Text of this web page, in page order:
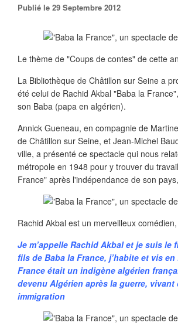
Publié le 29 Septembre 2012
Le thème de "Coups de contes" de cette
La Bibliothèque de Châtillon sur Seine a
été celui de Rachid Akbal "Baba la
son Baba (papa en algérien).
Annick Gueneau, en compagnie de
de Châtillon sur Seine, et Jean-Michel
ville, a présenté ce spectacle qui nous
métropole en 1948 pour y trouver du
France" après l'indépendance de son
Rachid Akbal est un merveilleux
Je m’appelle Rachid Akbal et je suis le
fils de Baba la France, j’habite et vis
France était un indigène algérien
devenu Algérien après la guerre,
immigration